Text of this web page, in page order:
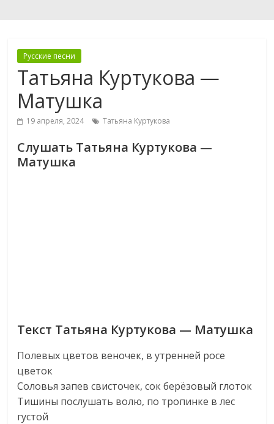
Русские песни
Татьяна Куртукова —
Матушка
19 апреля, 2024 Татьяна Куртукова
Слушать Татьяна Куртукова —
Матушка
Текст Татьяна Куртукова — Матушка
Полевых цветов веночек, в утренней росе
цветок
Соловья запев свисточек, сок берёзовый глоток
Тишины послушать волю, по тропинке в лес
густой